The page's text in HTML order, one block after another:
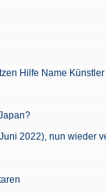
Hilfe Name
2022), nun wieder